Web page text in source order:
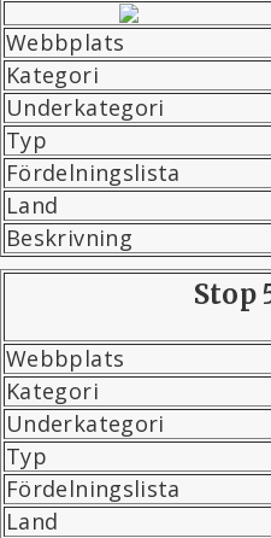
Webbplats
Kategori
Underkategori
Typ
Fördelningslista
Land
Beskrivning
Stop
Webbplats
Kategori
Underkategori
Typ
Fördelningslista
Land